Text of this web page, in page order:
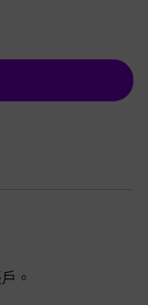
。